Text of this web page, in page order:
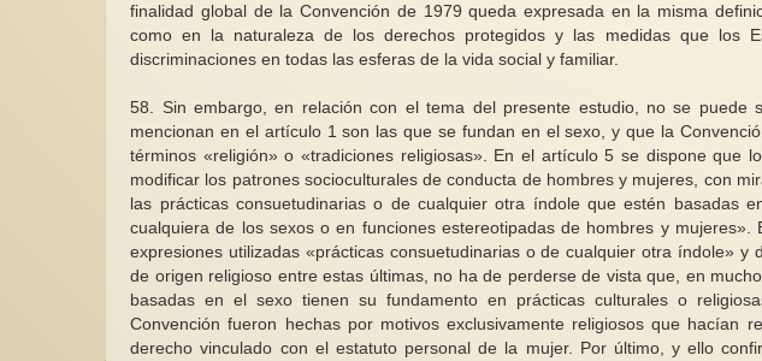
finalidad global de la Convención de 1979 queda expresada en la misma
como en la naturaleza de los derechos protegidos y las medidas que los
discriminaciones en todas las esferas de la vida social y familiar.
58. Sin embargo, en relación con el tema del presente estudio, no se puede
mencionan en el artículo 1 son las que se fundan en el sexo, y que la
términos «religión» o «tradiciones religiosas». En el artículo 5 se dispone que
modificar los patrones socioculturales de conducta de hombres y mujeres, con
las prácticas consuetudinarias o de cualquier otra índole que estén basadas
cualquiera de los sexos o en funciones estereotipadas de hombres y
expresiones utilizadas «prácticas consuetudinarias o de cualquier otra índole» y
de origen religioso entre estas últimas, no ha de perderse de vista que, en
basadas en el sexo tienen su fundamento en prácticas culturales o
Convención fueron hechas por motivos exclusivamente religiosos que hacían
derecho vinculado con el estatuto personal de la mujer. Por último, y ello
Te contamos
libro
En este
Y SAVIA